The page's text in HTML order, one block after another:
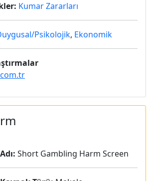
Kumar Zararları
Psikolojik, Ekonomik
Short Gambling Harm Screen